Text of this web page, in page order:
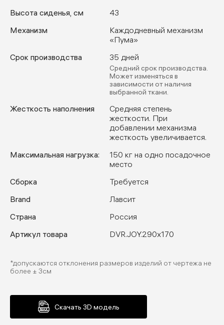
Высота сиденья, см
43
Механизм
Каждодневный механизм
«Пума»
Срок производства
35 дней
Средний срок производства.
Может изменяться в
зависимости от наличия
выбранной ткани.
Жесткость наполнения
Средняя степень
жесткости. При
добавлении механизма
жесткость увеличивается.
Максимальная нагрузка:
150 кг на одно посадочное
место
Сборка
Требуется
Brand
Лавсит
Страна
Россия
Артикул товара
DVR.JOY.290х170
*допускаются отклонения размеров изделий от чертежа не
более ± 3см
Скачать 3D модель